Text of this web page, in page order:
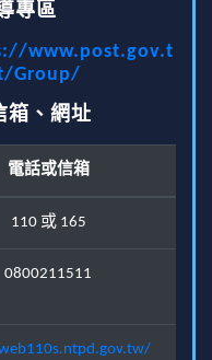
專區
www.post.gov.t
Group/
箱、網址
電話或信箱
110 或 165
0800211511